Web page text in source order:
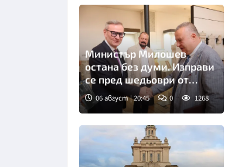
Министър Милошев
остана без думи. Изправи
се пред шедьоври от
хилядолетия (СНИМКИ)
06 август | 20:45 0 1268